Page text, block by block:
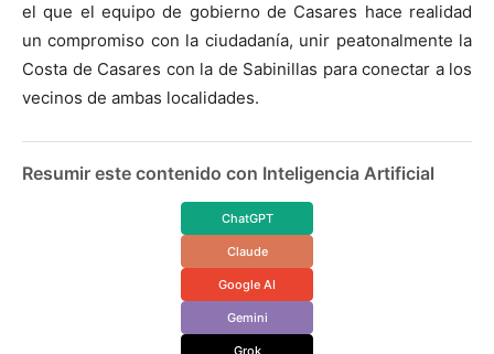
el que el equipo de gobierno de Casares hace realidad
un compromiso con la ciudadanía, unir peatonalmente la
Costa de Casares con la de Sabinillas para conectar a los
vecinos de ambas localidades.
Resumir este contenido con Inteligencia Artificial
ChatGPT
Claude
Google AI
Gemini
Grok